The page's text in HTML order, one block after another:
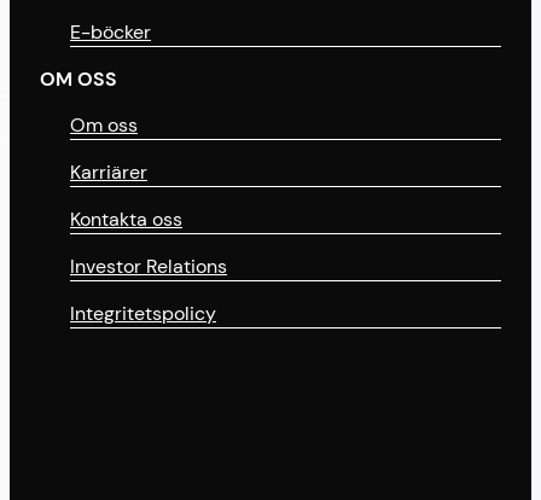
E-böcker
OM OSS
Om oss
Karriärer
Kontakta oss
Investor Relations
Integritetspolicy